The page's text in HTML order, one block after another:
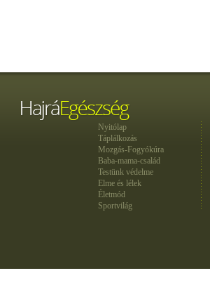
Nyitólap
Táplálkozás
Mozgás-Fogyókúra
Baba-mama-család
Testünk védelme
Elme és lélek
Életmód
Sportvilág